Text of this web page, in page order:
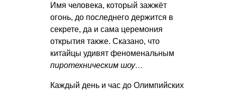
Имя человека, который зажжёт
огонь, до последнего держится в
секрете, да и сама церемония
открытия также. Сказано, что
китайцы удивят феноменальным
пиротехническим шоу…
Каждый день и час до Олимпийских